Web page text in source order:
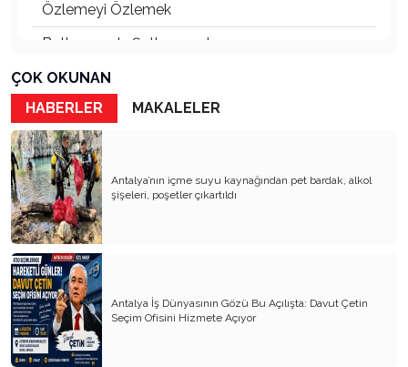
Özlemeyi Özlemek
Butlanınız da Şutlanınız da
Yaşananların Vebali Kim
Siyasetin Kökleri Köklerin Siyaseti
Nereye CHP Nereye
Öf Öf de Öf Öf
Birbirimizi Anlasak mı
Kapitalist Yaşam Tarzına İslami Ekonomi
Mayıs’ta öldürüldük, Haziran’da direndik.
İki Miras T.C ve CHP
Atanı Tanımak Gurur Verir
ÇOK OKUNAN
HABERLER
MAKALELER
Antalya’nın içme suyu kaynağından pet bardak, alkol
şişeleri, poşetler çıkartıldı
Antalya İş Dünyasının Gözü Bu Açılışta: Davut Çetin
Seçim Ofisini Hizmete Açıyor